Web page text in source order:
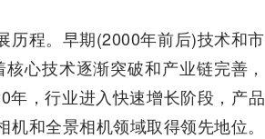
历程。早期(2000年前后)技术和市
心技术逐渐突破和产业链完善，
年，行业进入快速增长阶段，产品
和全景相机领域取得领先地位。